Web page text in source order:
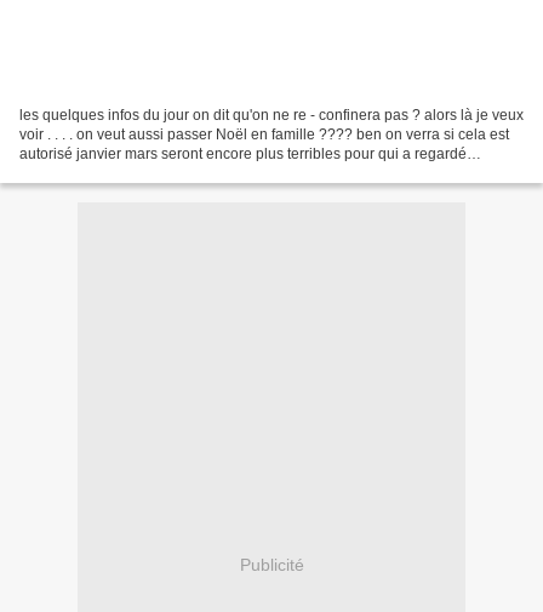
les quelques infos du jour on dit qu'on ne re - confinera pas ? alors là je veux
voir . . . . on veut aussi passer Noël en famille ???? ben on verra si cela est
autorisé janvier mars seront encore plus terribles pour qui a regardé
Publicité